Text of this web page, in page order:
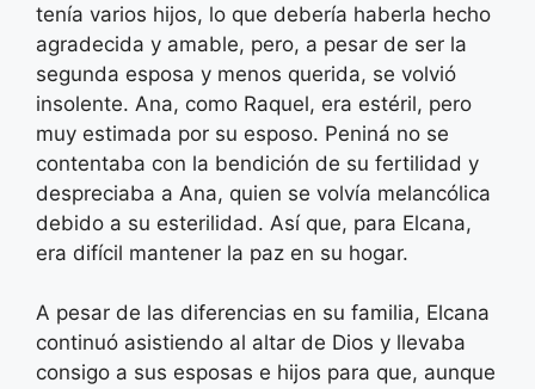
tenía varios hijos, lo que debería haberla hecho
agradecida y amable, pero, a pesar de ser la
segunda esposa y menos querida, se volvió
insolente. Ana, como Raquel, era estéril, pero
muy estimada por su esposo. Peniná no se
contentaba con la bendición de su fertilidad y
despreciaba a Ana, quien se volvía melancólica
debido a su esterilidad. Así que, para Elcana,
era difícil mantener la paz en su hogar.
A pesar de las diferencias en su familia, Elcana
continuó asistiendo al altar de Dios y llevaba
consigo a sus esposas e hijos para que, aunque